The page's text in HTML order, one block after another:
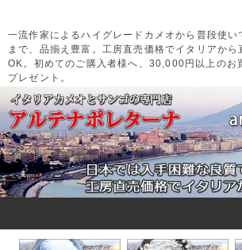
一流作家によるハイグレードカメオから普段使い
まで、品揃え豊富。工房直売価格でイタリアか
OK。初めてのご購入者様へ、30,000円以上のお
プレゼント。